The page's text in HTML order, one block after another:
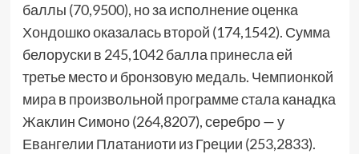
баллы (70,9500), но за исполнение оценка
Хондошко оказалась второй (174,1542). Сумма
белоруски в 245,1042 балла принесла ей
третье место и бронзовую медаль. Чемпионкой
мира в произвольной программе стала канадка
Жаклин Симоно (264,8207), серебро — у
Евангелии Платаниоти из Греции (253,2833).